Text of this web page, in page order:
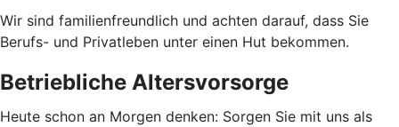
Wir sind familienfreundlich und achten darauf, dass Sie
Berufs- und Privatleben unter einen Hut bekommen.
Betriebliche Altersvorsorge
Heute schon an Morgen denken: Sorgen Sie mit uns als